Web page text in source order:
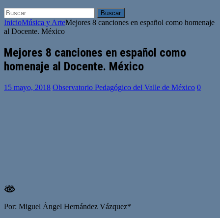
Buscar:
InicioMúsica y ArteMejores 8 canciones en español como homenaje
al Docente. México
Mejores 8 canciones en español como
homenaje al Docente. México
15 mayo, 2018 Observatorio Pedagógico del Valle de México 0
Por: Miguel Ángel Hernández Vázquez*